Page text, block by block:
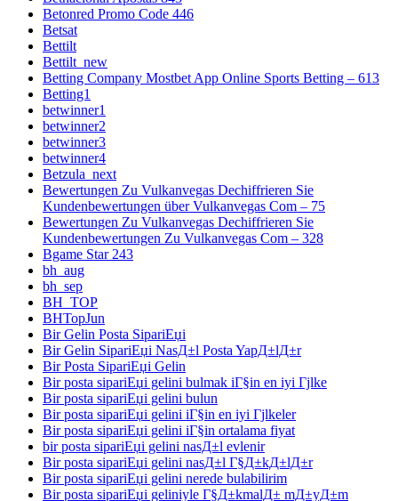
Betonred Promo Code 446
Betsat
Bettilt
Bettilt_new
Betting Company Mostbet App Online Sports Betting – 613
Betting1
betwinner1
betwinner2
betwinner3
betwinner4
Betzula_next
Bewertungen Zu Vulkanvegas Dechiffrieren Sie
Kundenbewertungen über Vulkanvegas Com – 75
Bewertungen Zu Vulkanvegas Dechiffrieren Sie
Kundenbewertungen Zu Vulkanvegas Com – 328
Bgame Star 243
bh_aug
bh_sep
BH_TOP
BHTopJun
Bir Gelin Posta SipariЕџi
Bir Gelin SipariЕџi NasД±l Posta YapД±lД±r
Bir Posta SipariЕџi Gelin
Bir posta sipariЕџi gelini bulmak iГ§in en iyi Гјlke
Bir posta sipariЕџi gelini bulun
Bir posta sipariЕџi gelini iГ§in en iyi Гјlkeler
Bir posta sipariЕџi gelini iГ§in ortalama fiyat
bir posta sipariЕџi gelini nasД±l evlenir
Bir posta sipariЕџi gelini nasД±l Г§Д±kД±lД±r
Bir posta sipariЕџi gelini nerede bulabilirim
Bir posta sipariЕџi geliniyle Г§Д±kmalД± mД±yД±m